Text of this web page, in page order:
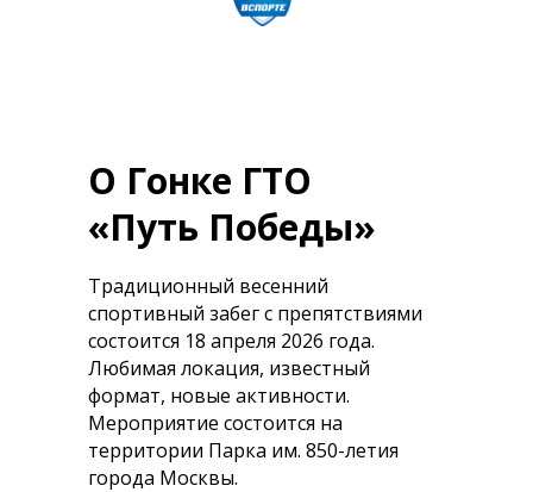
Традиционный весенний
спортивный забег с препятствиями
состоится 18 апреля 2026 года.
Любимая локация, известный
формат, новые активности.
Мероприятие состоится на
территории Парка им. 850-летия
города Москвы.
О Гонке ГТО
«Путь Победы»